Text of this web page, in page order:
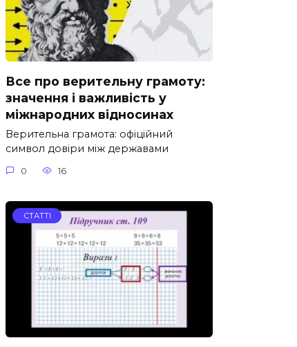
Все про верительну грамоту:
значення і важливість у
міжнародних відносинах
Верительна грамота: офіційний
символ довіри між державами
0 16
СТАТТІ